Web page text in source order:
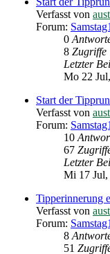
Verfasst von
Forum:
0
8 Zugriffe
Letzter
Mo 22
Start der
Verfasst von
Forum:
10
67
Letzter
Mi 17 Jul,
Tipperinnerung
Verfasst von
Forum:
8
51